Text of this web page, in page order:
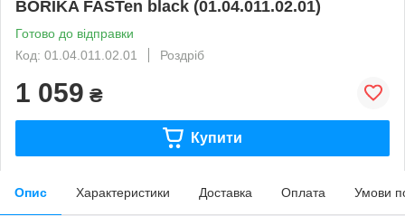
BORIKA FASTen black (01.04.011.02.01)
Готово до відправки
Код: 01.04.011.02.01
Роздріб
1 059 ₴
Купити
Опис Характеристики Доставка Оплата Умови